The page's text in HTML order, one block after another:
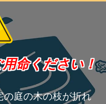
命ください！
庭の木の枝が折れ